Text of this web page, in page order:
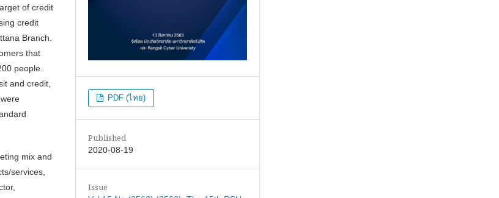
of credit
credit
Branch.
that
people.
and credit,
mix and
services,
PDF (ไทย)
Published
2020-08-19
Issue